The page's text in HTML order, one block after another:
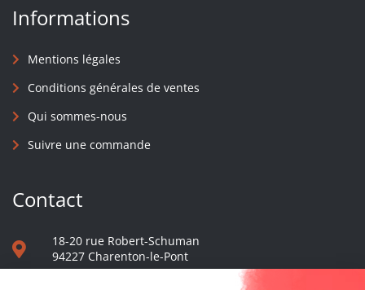
Informations
Mentions légales
Conditions générales de ventes
Qui sommes-nous
Suivre une commande
Contact
18-20 rue Robert-Schuman
94227 Charenton-le-Pont